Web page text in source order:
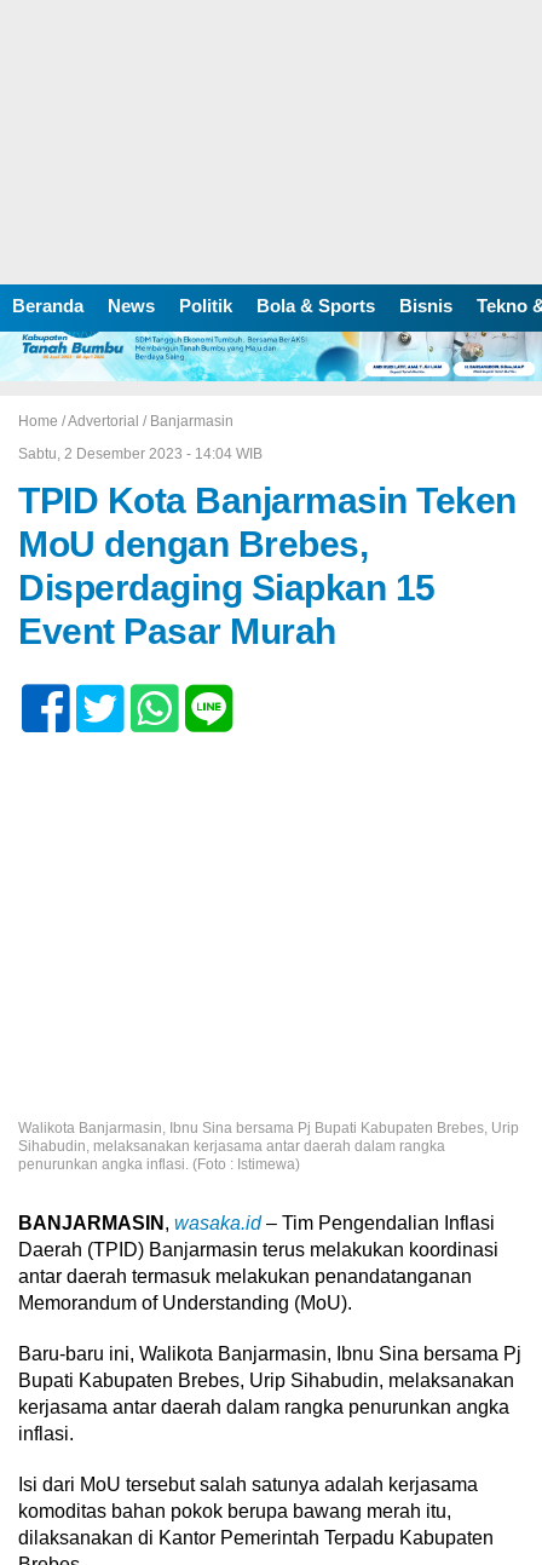
Beranda News Politik Bola & Sports Bisnis Tekno
Home /Advertorial / Banjarmasin
Sabtu, 2 Desember 2023 - 14:04 WIB
TPID Kota Banjarmasin Teken
MoU dengan Brebes,
Disperdaging Siapkan 15
Event Pasar Murah
Walikota Banjarmasin, Ibnu Sina bersama Pj Bupati Kabupaten Brebes, Urip
Sihabudin, melaksanakan kerjasama antar daerah dalam rangka
penurunkan angka inflasi. (Foto : Istimewa)
BANJARMASIN , wasaka.id– Tim Pengendalian Inflasi
Daerah (TPID) Banjarmasin terus melakukan koordinasi
antar daerah termasuk melakukan penandatanganan
Memorandum of Understanding (MoU).
Baru-baru ini, Walikota Banjarmasin, Ibnu Sina bersama Pj
Bupati Kabupaten Brebes, Urip Sihabudin, melaksanakan
kerjasama antar daerah dalam rangka penurunkan angka
inflasi.
Isi dari MoU tersebut salah satunya adalah kerjasama
komoditas bahan pokok berupa bawang merah itu,
dilaksanakan di Kantor Pemerintah Terpadu Kabupaten